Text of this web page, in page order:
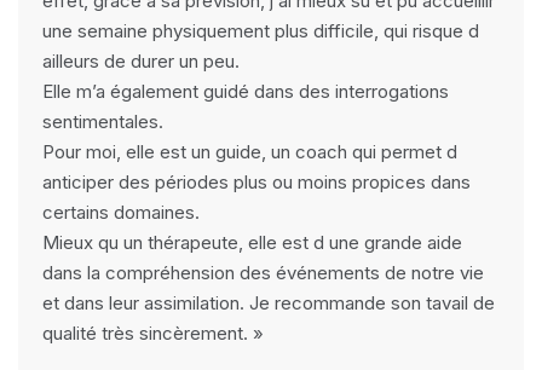
une semaine physiquement plus difficile, qui risque d
ailleurs de durer un peu.
Elle m’a également guidé dans des interrogations
sentimentales.
Pour moi, elle est un guide, un coach qui permet d
anticiper des périodes plus ou moins propices dans
certains domaines.
Mieux qu un thérapeute, elle est d une grande aide
dans la compréhension des événements de notre vie
et dans leur assimilation. Je recommande son tavail de
qualité très sincèrement. »